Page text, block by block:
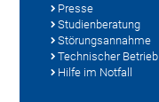
Presse
Studienberatung
Störungsannahme
Technischer Betrieb
Hilfe im Notfall